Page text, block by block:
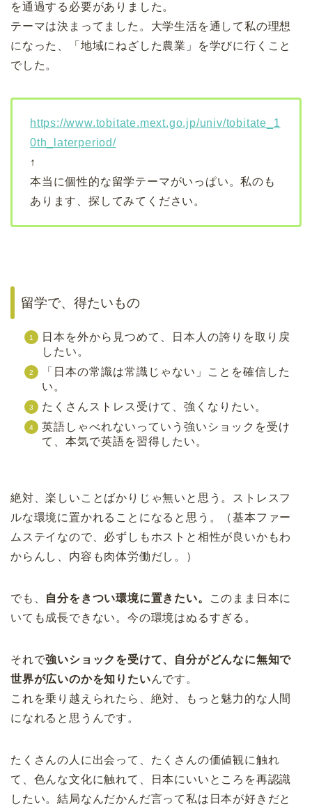
を通過する必要がありました。
テーマは決まってました。大学生活を通して私の理想
になった、「地域にねざした農業」を学びに行くこと
でした。
https://www.tobitate.mext.go.jp/univ/tobitate_1
0th_laterperiod/
↑
本当に個性的な留学テーマがいっぱい。私のも
あります、探してみてください。
留学で、得たいもの
日本を外から見つめて、日本人の誇りを取り戻
したい。
「日本の常識は常識じゃない」ことを確信した
い。
たくさんストレス受けて、強くなりたい。
英語しゃべれないっていう強いショックを受け
て、本気で英語を習得したい。
絶対、楽しいことばかりじゃ無いと思う。ストレスフ
ルな環境に置かれることになると思う。（基本ファー
ムステイなので、必ずしもホストと相性が良いかもわ
からんし、内容も肉体労働だし。）
でも、 自分をきつい環境に置きたい。
このまま日本に
いても成長できない。今の環境はぬるすぎる。
それで強いショックを受けて、自分がどんなに無知で
世界が広いのかを知りたいんです。
これを乗り越えられたら、絶対、もっと魅力的な人間
になれると思うんです。
たくさんの人に出会って、たくさんの価値観に触れ
て、色んな文化に触れて、日本にいいところを再認識
したい。結局なんだかんだ言って私は日本が好きだと